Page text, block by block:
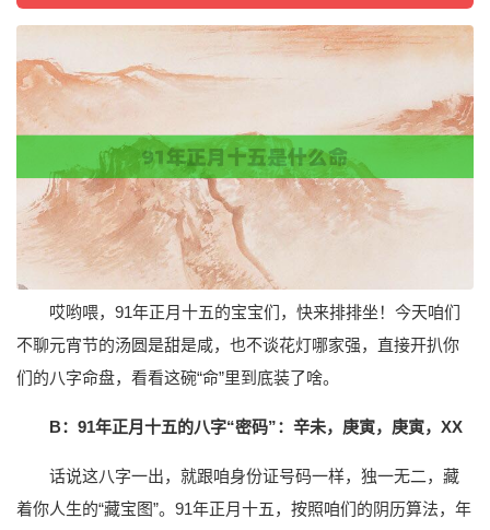
哎哟喂，91年正月十五的宝宝们，快来排排坐！今天咱们
不聊元宵节的汤圆是甜是咸，也不谈花灯哪家强，直接开扒你
们的八字命盘，看看这碗“命”里到底装了啥。
B：91年正月十五的八字“密码”：辛未，庚寅，庚寅，XX
话说这八字一出，就跟咱身份证号码一样，独一无二，藏
着你人生的“藏宝图”。91年正月十五，按照咱们的阴历算法，年